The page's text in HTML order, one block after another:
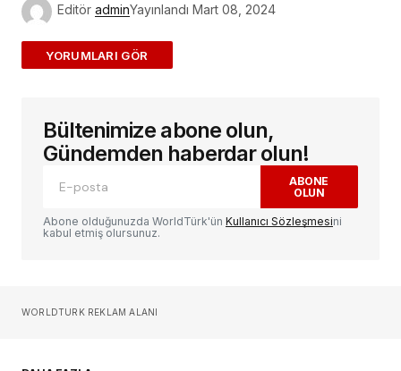
Editör adminYayınlandı Mart 08, 2024
ADD A COMMENT
E-posta adresiniz yayınlanmayacak.
alanlar*ile işaretlenmişlerdir
Yorum
Sizin adınız*
Bültenimize abone olun,
Gündemden haberdar olun!
ABONE
OLUN
Abone olduğunuzda WorldTürk'ün Kullanıcı Sözleşmesini
kabul etmiş olursunuz.
WORLDTURK REKLAM ALANI